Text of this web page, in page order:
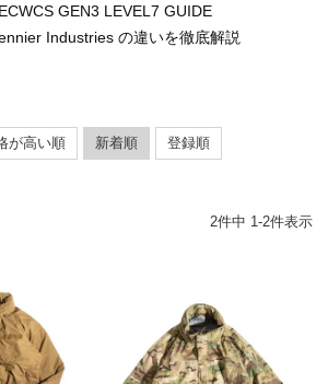
GEN3 LEVEL7 GUIDE
Industries の違いを徹底解説
が高い順 新着順
登録順
2件中 1 -2件表示